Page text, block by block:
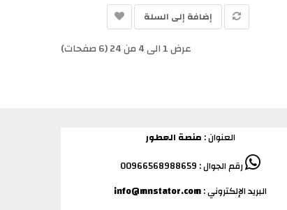
إضافة إلى السلة
عرض 1 الى 4 من 24 (6 صفحات)
العنوان : منصة العطور
رقم الجوال : 00966568988659
البريد الإلكتروني :info@mnstator.com